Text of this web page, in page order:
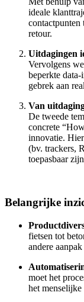
ideale
contactpunten
retour.
Uitdagingen
Vervolgens
beperkte
gebrek aan
Van
De tweede
concrete
innovatie.
(bv. trackers,
toepasbaar
Belangrijke
fietsen tot
andere
moet het
het menselijke